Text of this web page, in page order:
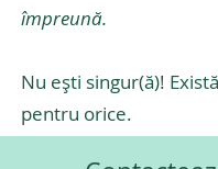
împreună.
Nu ești singur(ă)!
pentru orice.